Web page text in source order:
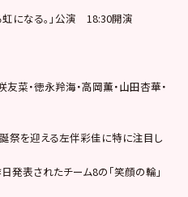
虹になる。」公演 18:30開演
菜・徳永羚海・高岡薫・山田杏華・
祭を迎える左伴彩佳に特に注目し
発表されたチーム8の「笑顔の輪」